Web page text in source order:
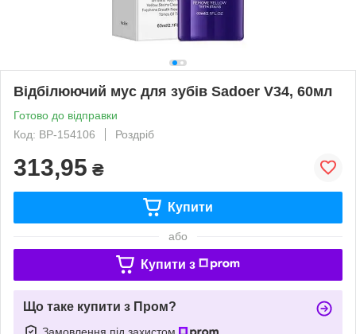
Відбілюючий мус для зубів Sadoer V34, 60мл
Готово до відправки
Код: ВР-154106
Роздріб
313,95 ₴
Купити
або
Купити з
Що таке купити з Пром?
Замовлення під захистом